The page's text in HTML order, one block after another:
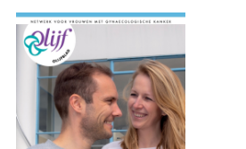
Nieuws
Agenda
Publicaties